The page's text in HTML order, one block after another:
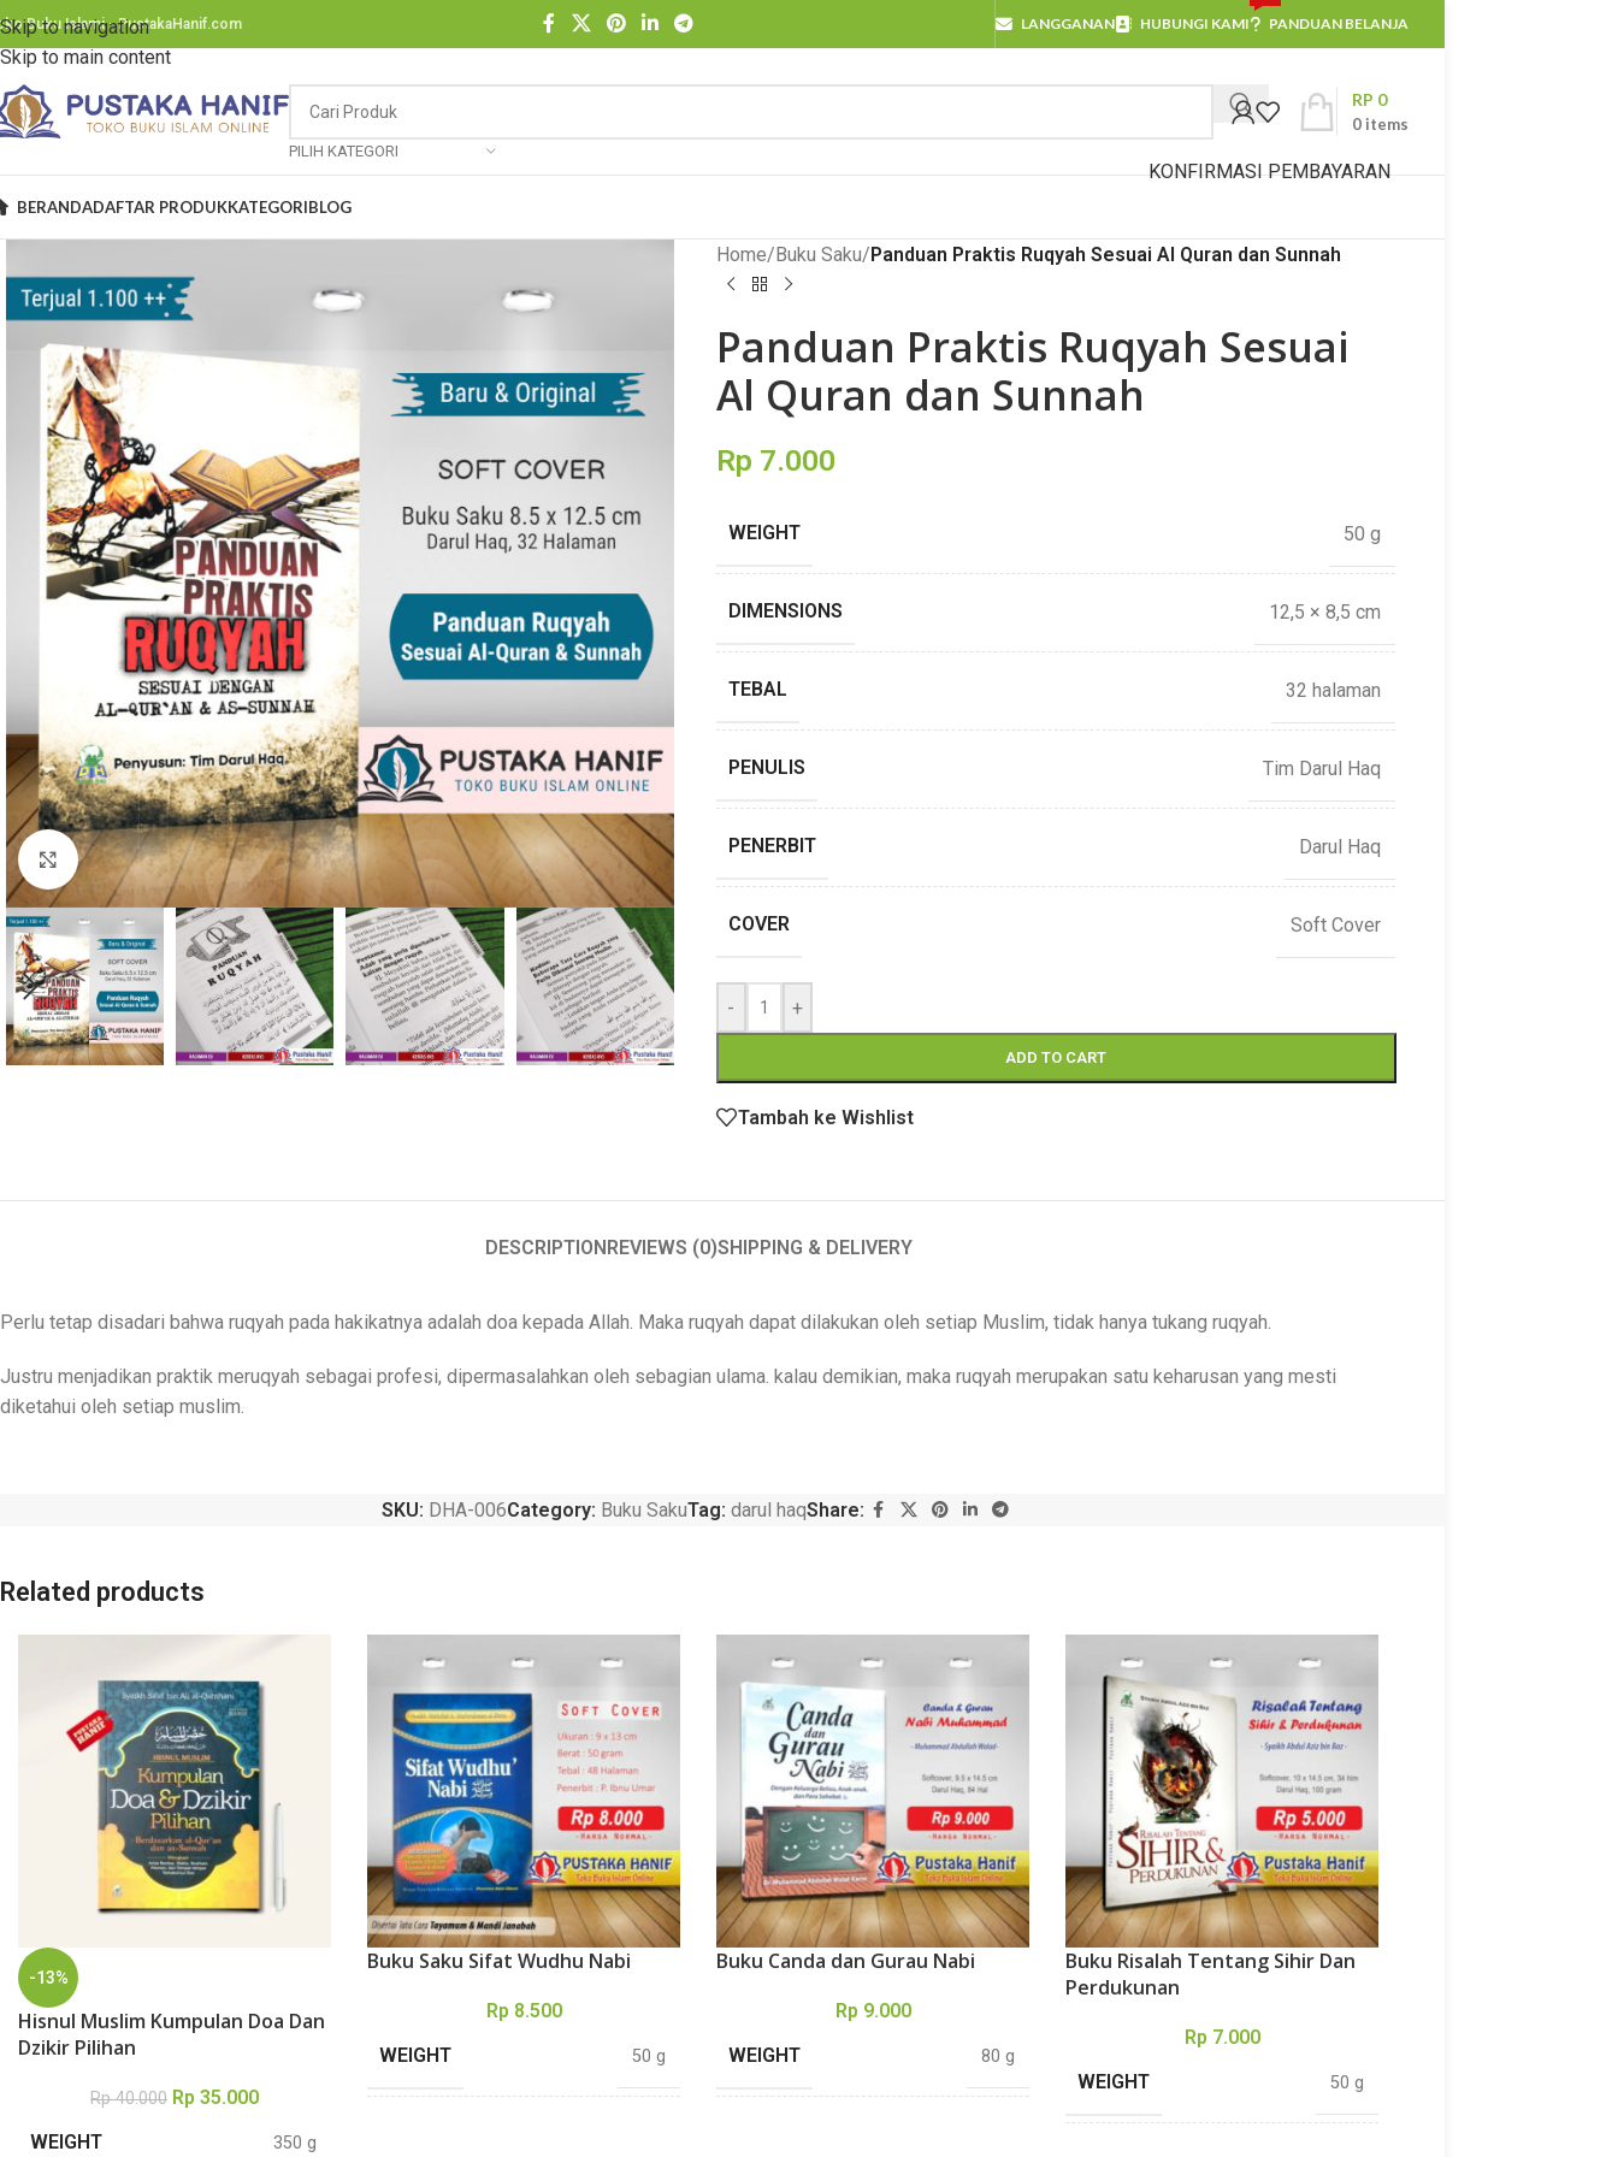
Skip to navigation
Skip to main content
Buku Islami - PustakaHanif.com LANGGANAN HUBUNGI KAMI PANDUAN BELANJA
PILIH KATEGORI
0 items
RP 0
BERANDADAFTAR PRODUKKATEGORIBLOG
KONFIRMASI PEMBAYARAN
Click to enlarge
Home/Buku Saku/Panduan Praktis Ruqyah Sesuai Al Quran dan Sunnah
Panduan Praktis Ruqyah Sesuai
Al Quran dan Sunnah
Rp 7.000
WEIGHT 50 g
DIMENSIONS 12,5 × 8,5 cm
TEBAL 32 halaman
PENULIS Tim Darul Haq
PENERBIT Darul Haq
COVER Soft Cover
- +
ADD TO CART
Tambah ke Wishlist
DESCRIPTIONREVIEWS (0)SHIPPING & DELIVERY
Perlu tetap disadari bahwa ruqyah pada hakikatnya adalah doa kepada Allah. Maka ruqyah dapat dilakukan oleh setiap Muslim, tidak hanya tukang ruqyah.
Justru menjadikan praktik meruqyah sebagai profesi, dipermasalahkan oleh sebagian ulama. kalau demikian, maka ruqyah merupakan satu keharusan yang mesti
diketahui oleh setiap muslim.
SKU: DHA-006Category: Buku SakuTag: darul haqShare:
Related products
-13%
Hisnul Muslim Kumpulan Doa Dan
Dzikir Pilihan
Rp40.000 Rp 35.000
WEIGHT 350 g
Buku Saku Sifat Wudhu Nabi
Rp 8.500
WEIGHT
50 g
Buku Canda dan Gurau Nabi
Rp 9.000
WEIGHT
80 g
Buku Risalah Tentang Sihir Dan
Perdukunan
Rp 7.000
WEIGHT
50 g